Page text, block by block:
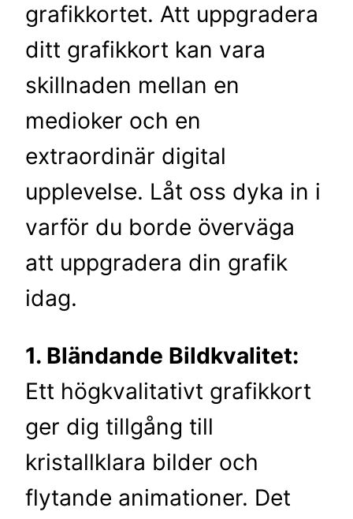
grafikkortet. Att uppgradera
ditt grafikkort kan vara
skillnaden mellan en
medioker och en
extraordinär digital
upplevelse. Låt oss dyka in i
varför du borde överväga
att uppgradera din grafik
idag.
1. Bländande Bildkvalitet:
Ett högkvalitativt grafikkort
ger dig tillgång till
kristallklara bilder och
flytande animationer. Det